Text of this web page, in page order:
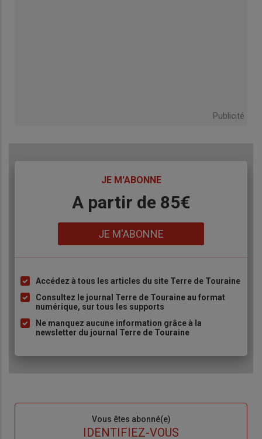
Publicité
JE M'ABONNE
A partir de 85€
JE M'ABONNE
Liste
à
puce
Accédez à tous les articles du site Terre de Touraine
Consultez le journal Terre de Touraine au format
numérique, sur tous les supports
Ne manquez aucune information grâce à la
newsletter du journal Terre de Touraine
Vous êtes abonné(e)
IDENTIFIEZ-VOUS